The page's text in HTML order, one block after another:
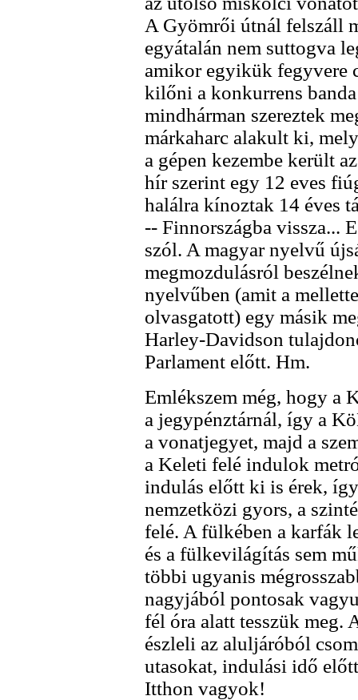
A Gyömrői útnál felszáll
egyátalán nem suttogva
amikor egyikük fegyvere
kilőni a konkurrens
mindhárman szereztek
márkaharc alakult ki,
a gépen kezembe került
hír szerint egy 12 eves
halálra kínoztak 14 éves
-- Finnországba vissza...
szól. A magyar nyelvű
megmozdulásról
nyelvűben (amit a
olvasgatott) egy másik
Harley-Davidson
Parlament előtt. Hm.
Emlékszem még, hogy a
a jegypénztárnál, így a
a vonatjegyet, majd a
a Keleti felé indulok
indulás előtt ki is érek,
nemzetközi gyors, a
felé. A fülkében a karfák
és a fülkevilágítás sem
többi ugyanis
nagyjából pontosak
fél óra alatt tesszük meg.
észleli az aluljáróból
utasokat, indulási idő
Itthon vagyok!